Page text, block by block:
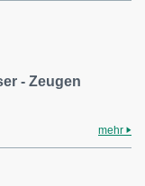
- Zeugen
mehr